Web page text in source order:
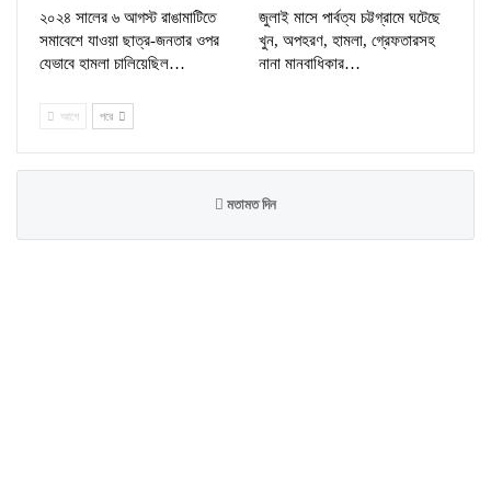
২০২৪ সালের ৬ আগস্ট রাঙামাটিতে
সমাবেশে যাওয়া ছাত্র-জনতার ওপর
যেভাবে হামলা চালিয়েছিল…
জুলাই মাসে পার্বত্য চট্টগ্রামে ঘটেছে
খুন, অপহরণ, হামলা, গ্রেফতারসহ
নানা মানবাধিকার…
আগে পরে
মতামত দিন